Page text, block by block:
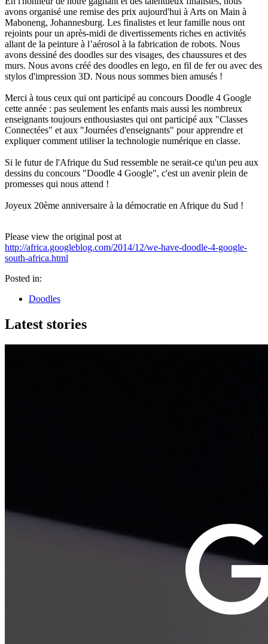
avons organisé une remise des prix aujourd'hui à Arts on Main à
Maboneng, Johannesburg. Les finalistes et leur famille nous ont
rejoints pour un après-midi de divertissements riches en activités
allant de la peinture à l’aérosol à la fabrication de robots. Nous
avons dessiné des doodles sur des visages, des chaussures et des
murs. Nous avons créé des doodles en lego, en fil de fer ou avec des
stylos d'impression 3D. Nous nous sommes bien amusés !
Merci à tous ceux qui ont participé au concours Doodle 4 Google
cette année : pas seulement les enfants mais aussi les nombreux
enseignants toujours enthousiastes qui ont participé aux "Classes
Connectées" et aux "Journées d'enseignants" pour apprendre et
expliquer comment utiliser la technologie numérique en classe.
Si le futur de l'Afrique du Sud ressemble ne serait-ce qu'un peu aux
dessins du concours "Doodle 4 Google", c'est un avenir plein de
promesses qui nous attend !
Joyeux 20ème anniversaire à la démocratie en Afrique du Sud !
Please view the original post at
http://africa.googleblog.com/2014/12/we-have-doodle-4-google-
south-africa.html
Posted in:
Doodles
Latest stories